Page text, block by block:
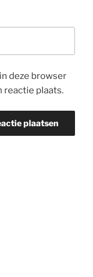
deze browser
reactie plaats.